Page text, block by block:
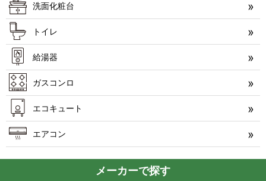
洗面化粧台
トイレ
給湯器
ガスコンロ
エコキュート
エアコン
メーカーで探す